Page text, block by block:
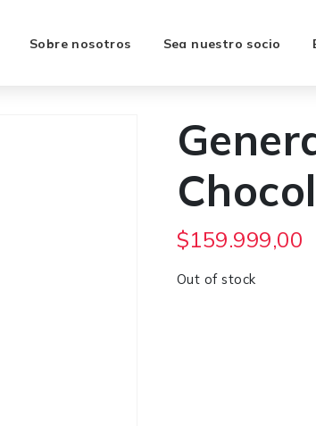
Sobre nosotros Sea nuestro socio
$159.999,00
Out of stock